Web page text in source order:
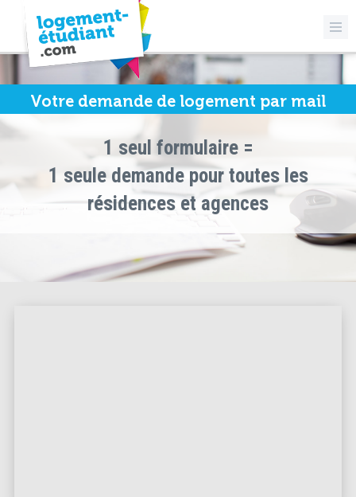
Votre demande de logement par mail
1 seul formulaire =
1 seule demande pour toutes les
résidences et agences